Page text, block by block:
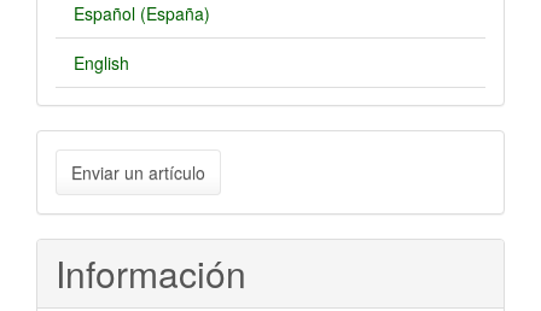
Español (España)
English
Enviar
un
artículo
Enviar un artículo
Información